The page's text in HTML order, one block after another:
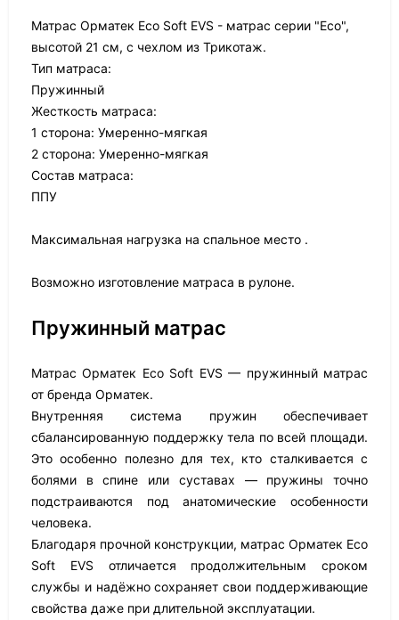
Матрас Орматек Eco Soft EVS - матрас серии "Eco",
высотой 21 см, с чехлом из Трикотаж.
Тип матраса:
Пружинный
Жесткость матраса:
1 сторона: Умеренно-мягкая
2 сторона: Умеренно-мягкая
Состав матраса:
ППУ
Максимальная нагрузка на спальное место .
Возможно изготовление матраса в рулоне.
Пружинный матрас
Матрас Орматек Eco Soft EVS — пружинный матрас
от бренда Орматек.
Внутренняя система пружин обеспечивает
сбалансированную поддержку тела по всей площади.
Это особенно полезно для тех, кто сталкивается с
болями в спине или суставах — пружины точно
подстраиваются под анатомические особенности
человека.
Благодаря прочной конструкции, матрас Орматек Eco
Soft EVS отличается продолжительным сроком
службы и надёжно сохраняет свои поддерживающие
свойства даже при длительной эксплуатации.